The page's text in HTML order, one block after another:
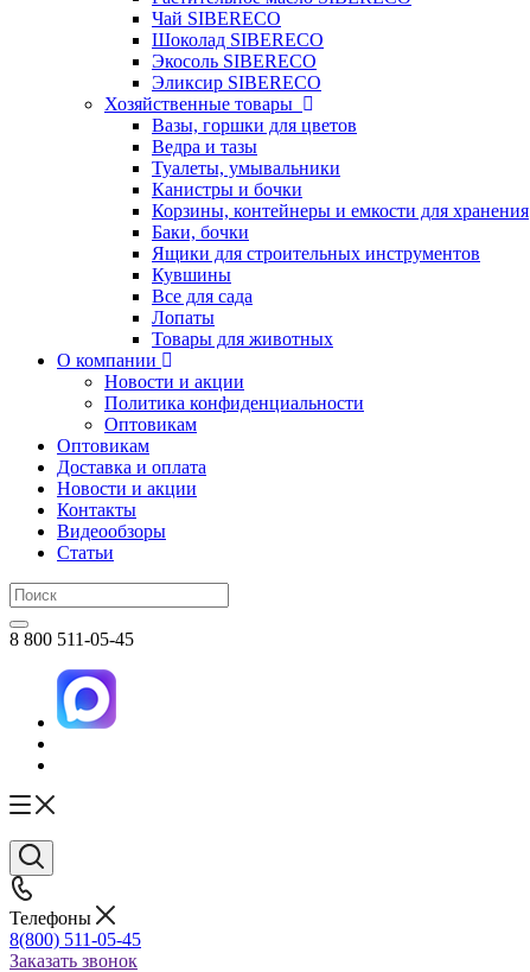
Чай SIBERECO
Шоколад SIBERECO
Экосоль SIBERECO
Эликсир SIBERECO
Хозяйственные товары
Вазы, горшки для цветов
Ведра и тазы
Туалеты, умывальники
Канистры и бочки
Корзины, контейнеры и емкости для хранения
Баки, бочки
Ящики для строительных инструментов
Кувшины
Все для сада
Лопаты
Товары для животных
О компании
Новости и акции
Политика конфиденциальности
Оптовикам
Оптовикам
Доставка и оплата
Новости и акции
Контакты
Видеообзоры
Статьи
8 800 511-05-45
Телефоны
8(800) 511-05-45
Заказать звонок